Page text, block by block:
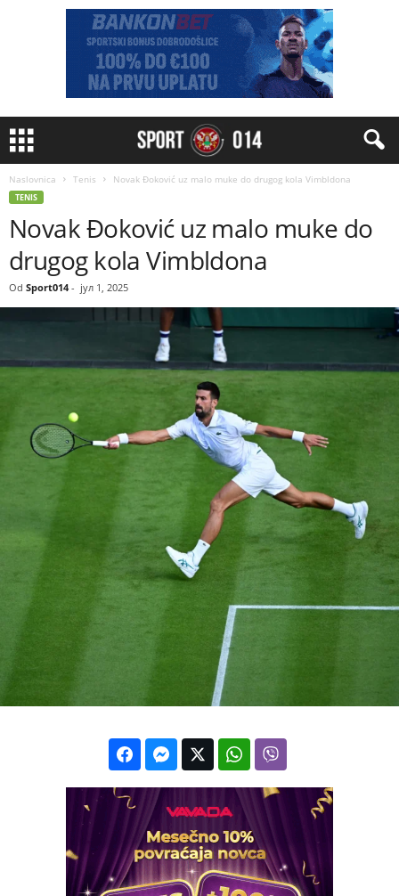
Naslovnica Tenis Novak Đoković uz malo muke do drugog kola Vimbldona
TENIS
Novak Đoković uz malo muke do
drugog kola Vimbldona
Od Sport014- јул 1, 2025